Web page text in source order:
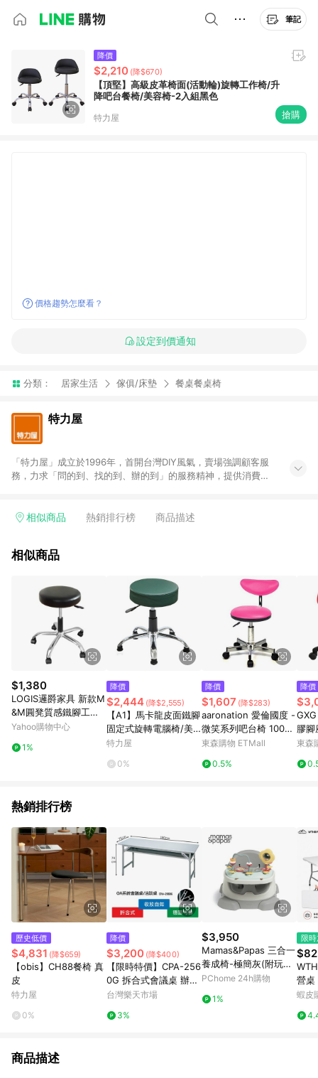
筆記
降價
$2,210 (降$670)
【頂堅】高級皮革椅面(活動輪)旋轉工作椅/升
降吧台餐椅/美容椅-2入組黑色
特力屋 搶購
價格趨勢怎麼看？
設定到價通知
分類： 居家生活 傢俱/床墊 餐桌餐桌椅
特力屋
「特力屋」成立於1996年，首開台灣DIY風氣，賣場強調顧客服
務，力求「問的到、找的到、辦的到」的服務精神，提供消費者
客找到居家修繕、佈置或裝潢時所需；另外，在各家分店內規劃
等各方面進行整合，提升服務質感，期望每一位來店顧客，能輕
結帳流程(Easy to buy)、每次到「特力屋」購物都能得到新的啟
發與靈感(Exciting experience)，同時持續提供消費者居家修繕
最佳解決方案，以創造優質居家環境為首要目標，成為消費者打
造幸福家園時的優先選擇。
相似商品 熱銷排行榜 商品描述
相似商品
$1,380
LOGIS邏爵家具 新款M
&M圓凳質感鐵腳工作
椅 美髮椅
Yahoo購物中心
1%
降價
$2,444 (降$2,555)
【A1】馬卡龍皮面鐵腳
固定式旋轉電腦椅/美
容椅(箱裝出貨)2入綠
特力屋
0%
降價
$1,607 (降$283)
aaronation 愛倫國度 -
微笑系列吧台椅 100%
台灣製造 YD-T01-3-
東森購物 ETMall
0.5%
降價
膠
東森
熱銷排行榜
歷史低價
$4,831 (降$659)
【obis】CH88餐椅 真
皮
特力屋
0%
降價
$3,200 (降$400)
【限時特價】CPA-256
0G 拆合式會議桌 辦公
用品 辦公家具 辦公桌
室 活動桌 現貨
台灣樂天市場
3%
$3,950
Mamas&Papas 三合一
養成椅-極簡灰(附玩樂
盤)
PChome 24h購物
1%
限
營桌
折疊
會議
蝦皮
商品描述